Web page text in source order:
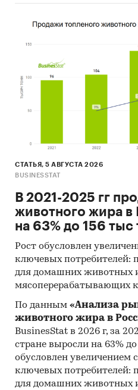
СТАТЬЯ, 5 АВГУСТА 2026
BUSINESSTAT
В 2021-2025 гг
животного жира
на 63% до 156 тыс
Рост обусловлен
ключевых потребителей:
для домашних животных
мясоперерабатывающих
По данным «Анализа
животного жира в
BusinesStat в 2026 г, за
стране выросли на 63%
обусловлен увеличением
ключевых потребителей:
для домашних животных